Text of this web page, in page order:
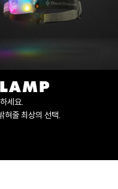
세요.
혀줄 최상의 선택.